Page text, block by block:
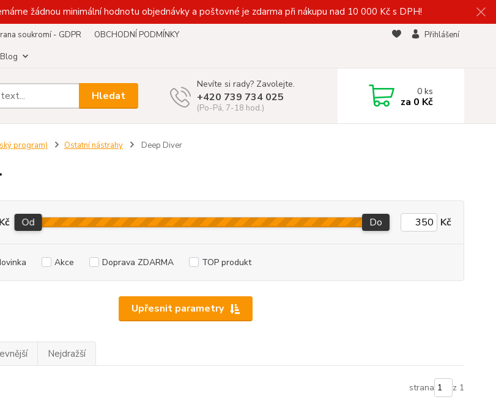
žádnou minimální hodnotu objednávky a poštovné je zdarma při nákupu nad 10 000 Kč s DPH!
soukromí - GDPR
OBCHODNÍ PODMÍNKY
Blog
Přihlášení
Hledat
Nevíte si rady? Zavolejte.
+420 739 734 025
(Po-Pá, 7-18 hod.)
0ks
za 0 Kč
program) Ostatní nástrahy Deep Diver
Upřesnit parametry
Kč Od Do Kč
Akce Doprava ZDARMA TOP produkt
Nejdražší
strana z 1